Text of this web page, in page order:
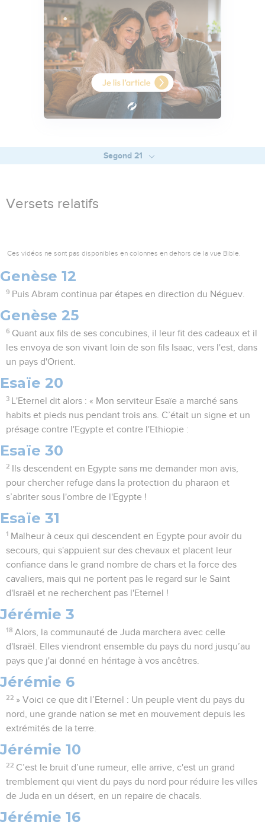
Segond 21
Versets relatifs
Ces vidéos ne sont pas disponibles en colonnes en dehors de la vue Bible.
Genèse 12
9 Puis Abram continua par étapes en direction du Néguev.
Genèse 25
6 Quant aux fils de ses concubines, il leur fit des cadeaux et il
les envoya de son vivant loin de son fils Isaac, vers l'est, dans
un pays d'Orient.
Esaïe 20
3
L'Eternel dit alors : « Mon serviteur Esaïe a marché sans
habits et pieds nus pendant trois ans. C’était un signe et un
présage contre l'Egypte et contre l'Ethiopie :
Esaïe 30
2
Ils descendent en Egypte sans me demander mon avis,
pour chercher refuge dans la protection du pharaon et
s’abriter sous l'ombre de l'Egypte !
Esaïe 31
1 Malheur à ceux qui descendent en Egypte pour avoir du
secours, qui s'appuient sur des chevaux et placent leur
confiance dans le grand nombre de chars et la force des
cavaliers, mais qui ne portent pas le regard sur le Saint
d'Israël et ne recherchent pas l'Eternel !
Jérémie 3
18 Alors, la communauté de Juda marchera avec celle
d'Israël. Elles viendront ensemble du pays du nord jusqu’au
pays que j'ai donné en héritage à vos ancêtres.
Jérémie 6
22 » Voici ce que dit l’Eternel : Un peuple vient du pays du
nord, une grande nation se met en mouvement depuis les
extrémités de la terre.
Jérémie 10
22 C’est le bruit d’une rumeur, elle arrive, c'est un grand
tremblement qui vient du pays du nord pour réduire les villes
de Juda en un désert, en un repaire de chacals.
Jérémie 16